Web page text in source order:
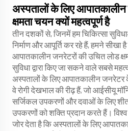
अस्पतालों के लिए
क्षमता चयन क्यों महत्वपूर्ण है
तीन दशकों से, जिनमें हम चिकित्सा
निर्माण और आपूर्ति कर रहे हैं, हमने सीखा
आपातकालीन जनरेटरों की उचित लोड
सुविधा द्वारा किए जा सकने वाले सबसे
अस्पतालों के लिए आपातकालीन
वे रोगी देखभाल की रीढ़ हैं, जो आईसीयू
सर्जिकल उपकरणों और दवाओं के लिए
उपकरणों को शक्ति प्रदान करते हैं।
जोर देता है कि अस्पतालों के लिए